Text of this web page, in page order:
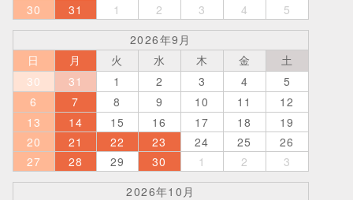
30
31 1 2 3 4
5
2026年9月
日
月 火 水 木 金
土
30
31 1 2 3 4
5
6
7 8 9 10 11
12
13
14 15 16 17 18
19
20
21 22 23 24 25
26
27
28 29 30 1 2
3
2026年10月